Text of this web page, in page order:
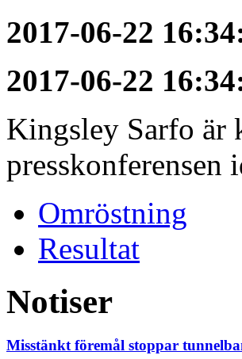
2017-06-22 16:34
2017-06-22 16:34
Kingsley Sarfo är
presskonferensen
Omröstning
Resultat
Notiser
Misstänkt föremål stoppar